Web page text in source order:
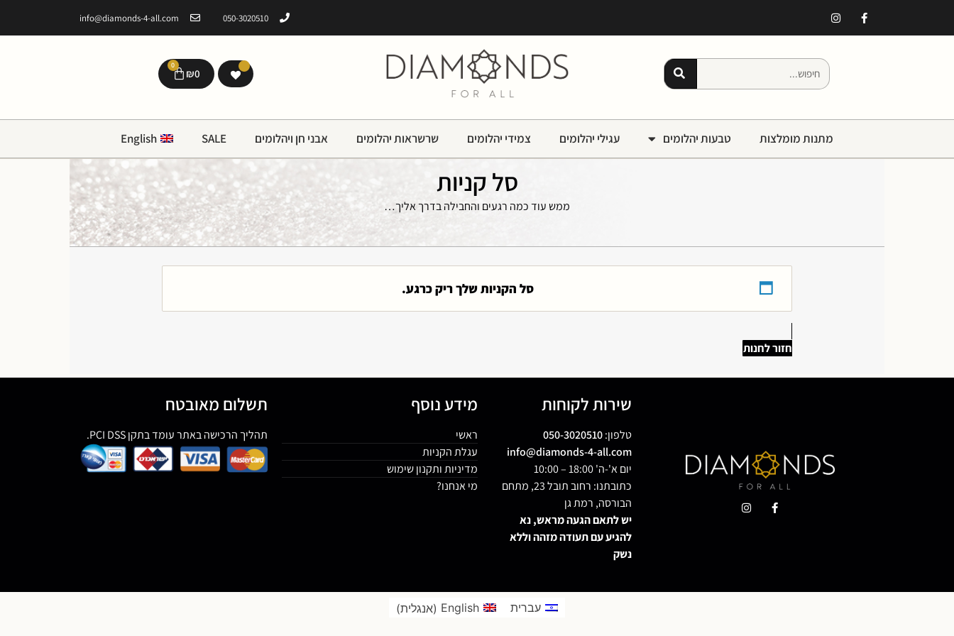
050-3020510
info@diamonds-4-all.com
₪0
0
מתנות מומלצות טבעות יהלומים עגילי יהלומים צמידי יהלומים שרשראות יהלומים אבני חן ויהלומים SALE
English
ממש עוד כמה רגעים והחבילה בדרך אליך…
סל קניות
סל הקניות שלך ריק כרגע.
חזור לחנות
שירות לקוחות
טלפון:050-3020510
info@diamonds-4-all.com
יום א'-ה' 18:00 – 10:00
כתובתנו: רחוב תובל 23, מתחם
הבורסה, רמת גן
יש לתאם הגעה מראש, נא
להגיע עם תעודה מזהה וללא
נשק
מידע נוסף
ראשי
עגלת הקניות
מדיניות ותקנון שימוש
מי אנחנו?
תשלום מאובטח
תהליך הרכישה באתר עומד בתקן PCI DSS.
עברית English
(אנגלית)